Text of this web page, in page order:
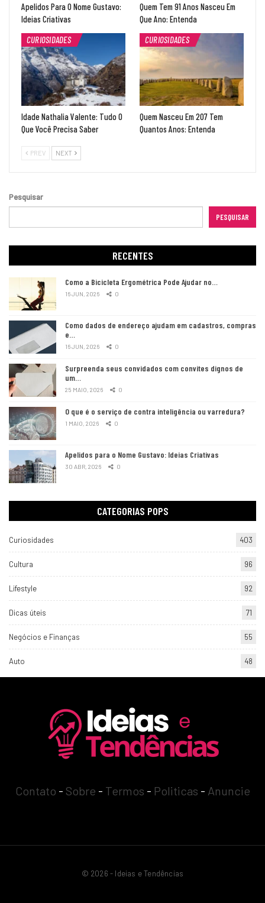
Apelidos Para O Nome Gustavo:
Ideias Criativas
Quem Tem 91 Anos Nasceu Em
Que Ano: Entenda
CURIOSIDADES
Idade Nathalia Valente: Tudo O
Que Você Precisa Saber
CURIOSIDADES
Quem Nasceu Em 207 Tem
Quantos Anos: Entenda
PREV NEXT
Pesquisar
PESQUISAR
RECENTES
Como a Bicicleta Ergométrica Pode Ajudar no…
16 JUN, 2026 0
Como dados de endereço ajudam em cadastros, compras
e…
16 JUN, 2026 0
Surpreenda seus convidados com convites dignos de
um…
25 MAIO, 2026 0
O que é o serviço de contra inteligência ou varredura?
1 MAIO, 2026 0
Apelidos para o Nome Gustavo: Ideias Criativas
30 ABR, 2026 0
CATEGORIAS POPS
Curiosidades 403
Cultura 96
Lifestyle 92
Dicas úteis 71
Negócios e Finanças 55
Auto 48
Contato - Sobre - Termos - Politicas - Anuncie
© 2026 - Ideias e Tendências